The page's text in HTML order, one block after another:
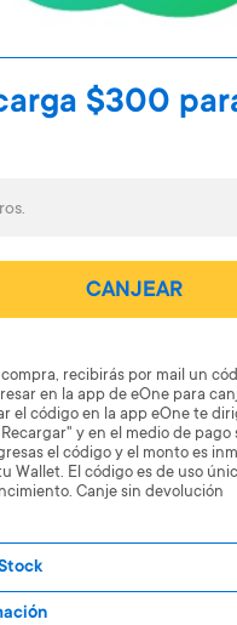
$300
CANJEAR
compra, recibirás por mail un
en la app de eOne para
el código en la app eOne te
y en el medio de pago
el código y el monto es
Wallet. El código es de uso
Canje sin devolución